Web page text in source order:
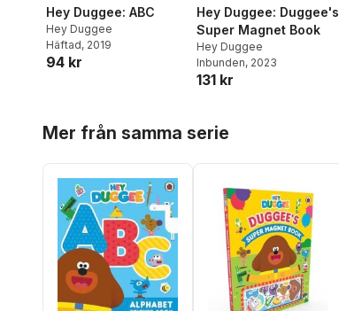
Hey Duggee: ABC
Hey Duggee
Häftad, 2019
94 kr
Hey Duggee: Duggee's
Super Magnet Book
Hey Duggee
Inbunden, 2023
131 kr
Mer från samma serie